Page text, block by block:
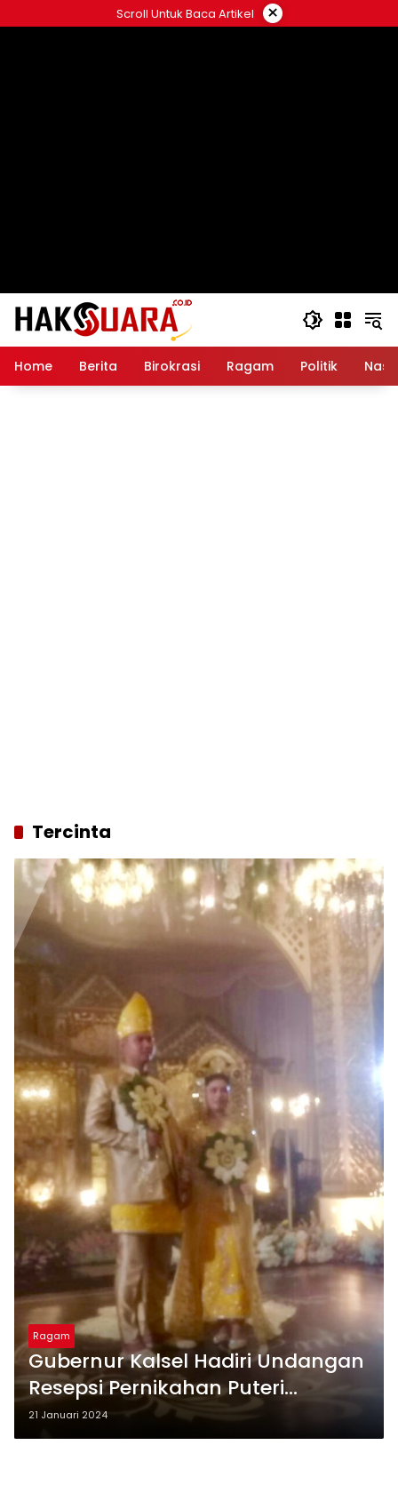
ke
Scroll Untuk Baca Artikel ×
Home Berita Birokrasi Ragam Politik
Tercinta
Ragam
Gubernur Kalsel Hadiri Undangan
Resepsi Pernikahan Puteri
Tercinta Kadis Pendidikan
Prov.Kalsel
21 Januari 2024